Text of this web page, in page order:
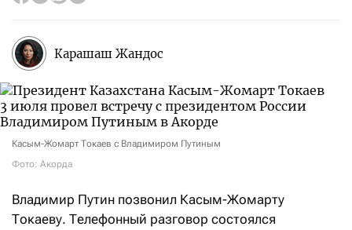
Карашаш Жандос
Касым-Жомарт Токаев с Владимиром Путиным
Фото: Акорда
Владимир Путин позвонил Касым-Жомарту
Токаеву. Телефонный разговор состоялся